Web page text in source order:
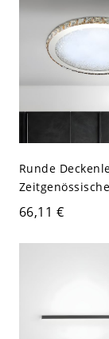
Chrom 110V-
Runde
Zeitgenössische
Kristallklare LED-
Weißlicht, 8,5"
66,11 €